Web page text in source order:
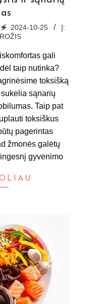
🗲 2024-10-25
Į:
gali
taip nutinka?
toksišką
sąnarių
Taip pat
toksiškus
pagerintas
žmonės galėtų
gyvenimo